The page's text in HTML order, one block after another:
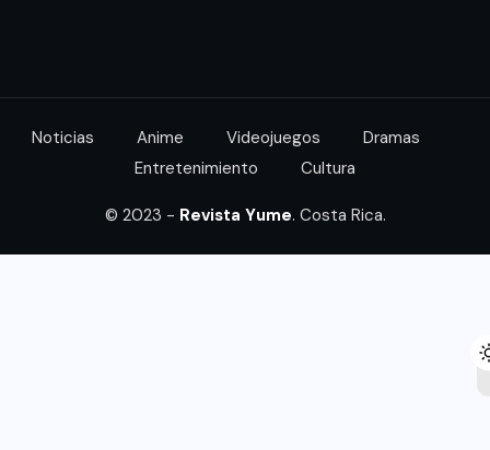
Noticias Anime Videojuegos
Dramas
Entretenimiento
Cultura
© 2023 - Revista Yume. Costa Rica.